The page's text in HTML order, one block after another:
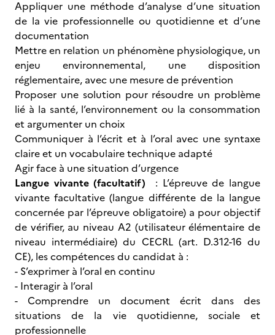
Appliquer une méthode d’analyse d’une situation
de la vie professionnelle ou quotidienne et d’une
documentation
Mettre en relation un phénomène physiologique, un
enjeu environnemental, une disposition
réglementaire, avec une mesure de prévention
Proposer une solution pour résoudre un problème
lié à la santé, l’environnement ou la consommation
et argumenter un choix
Communiquer à l’écrit et à l’oral avec une syntaxe
claire et un vocabulaire technique adapté
Agir face à une situation d’urgence
Langue vivante (facultatif) : L’épreuve de langue
vivante facultative (langue différente de la langue
concernée par l’épreuve obligatoire) a pour objectif
de vérifier, au niveau A2 (utilisateur élémentaire de
niveau intermédiaire) du CECRL (art. D.312-16 du
CE), les compétences du candidat à :
- S’exprimer à l’oral en continu
- Interagir à l’oral
- Comprendre un document écrit dans des
situations de la vie quotidienne, sociale et
professionnelle